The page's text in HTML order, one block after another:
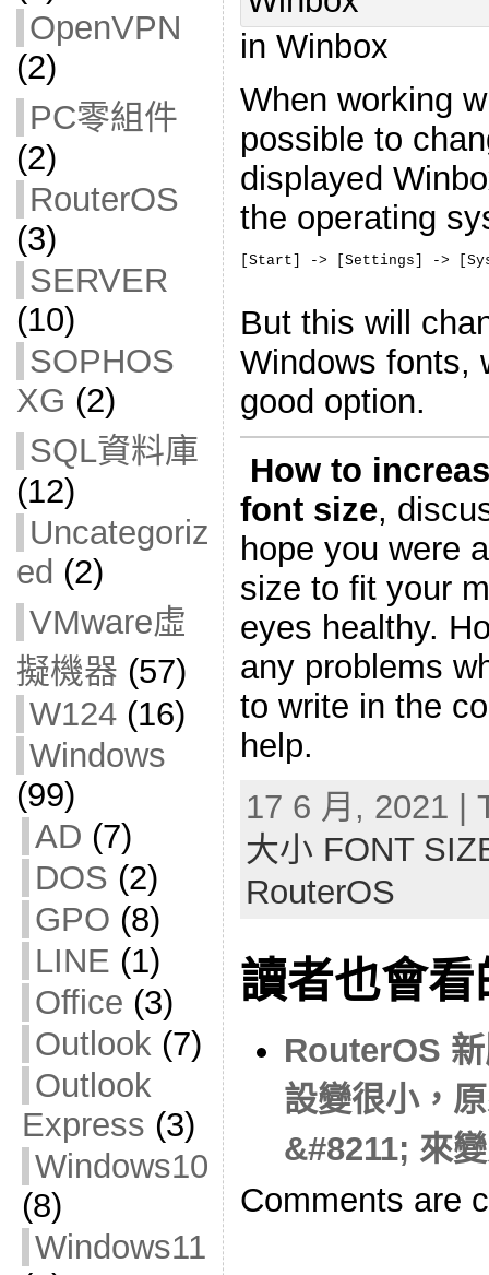
OpenVPN
(2)
PC零組件
(2)
RouterOS
(3)
SERVER
(10)
SOPHOS
XG (2)
SQL資料庫
(12)
Uncategoriz
ed (2)
VMware虛
擬機器 (57)
W124(16)
Windows
(99)
AD (7)
DOS (2)
GPO (8)
LINE (1)
Office (3)
Outlook(7)
Outlook
Express (3)
Windows10
(8)
Windows11
in Winbox
When working
possible to
displayed
the operating
[Start] -> [Settings] ->
But this will
Windows fonts,
good option.
How to
font size,
hope you were
size to fit your
eyes healthy.
any problems
to write in the
help.
17 6 月, 2021 |
大小 FONT
RouterOS
讀者也會
RouterOS
設變很小，
&#8211; 來
Comments are